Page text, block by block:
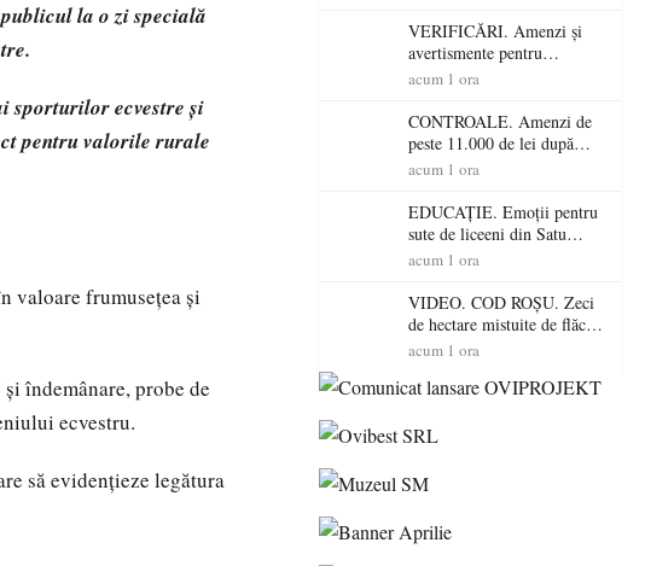
la o zi specială
sporturilor ecvestre și
pentru valorile rurale
valoare frumusețea și
îndemânare, probe de
ecvestru.
să evidențieze legătura
avertismente clare pentru
suporteri
VERIFICĂRI. Amenzi și
avertismente pentru
crescătorii de animale din
controale în toate
gospodăriile și face apel la
respectarea legii
acum 1 ora
CONTROALE. Amenzi de
peste 11.000 de lei după
controalele DSVSA Satu
cantină, sancționate pentru
nereguli
acum 1 ora
EDUCAȚIE. Emoții pentru
sute de liceeni din Satu
Mare! Începe BAC-ul de
acum 1 ora
VIDEO. COD ROȘU. Zeci
de hectare mistuite de flăcări
în Satu Mare! Pompierii au
contracronometru pentru a
acum 1 ora